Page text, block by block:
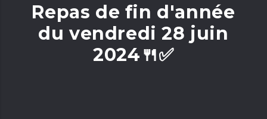
Repas de fin d'année
du vendredi 28 juin
2024🍴✅